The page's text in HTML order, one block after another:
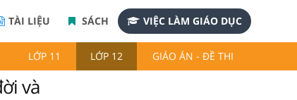
TÀI LIỆU SÁCH VIỆC LÀM GIÁO DỤC
LỚP 11 LỚP 12 GIÁO ÁN - ĐỀ THI
và